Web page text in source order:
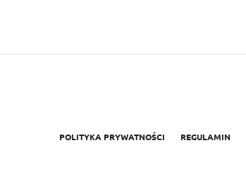
POLITYKA PRYWATNOŚCI REGULAMIN